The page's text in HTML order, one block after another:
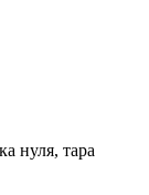
нуля, тара